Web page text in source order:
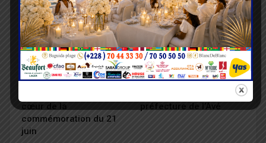
POLITIQUE
Fête des martyrs : le
cœur de la
commémoration du 21
juin
POLITIQUE
BATIR met en terre 300
préfecture de l’Avé